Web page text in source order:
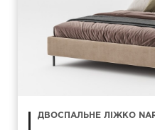
ДВОСПАЛЬНЕ ЛІЖКО